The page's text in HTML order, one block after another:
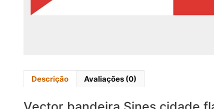
Descrição Avaliações (0)